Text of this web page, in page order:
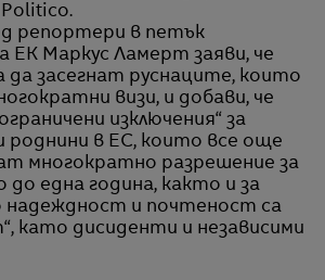
Politico.
репортери в петък
EK Маркус Ламерт заяви, че
да засегнат руснаците, които
визи, и добави, че
изключения“ за
роднини в ЕС, които все още
многократно разрешение за
до една година, както и за
надеждност и почтеност са
като дисиденти и независими